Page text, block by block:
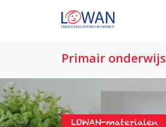
Primair onderwijs
LOWAN-materialen